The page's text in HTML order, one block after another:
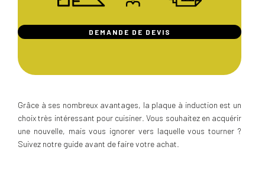
DEMANDE DE DEVIS
Grâce à ses nombreux avantages, la plaque à induction est un
choix très intéressant pour cuisiner. Vous souhaitez en acquérir
une nouvelle, mais vous ignorer vers laquelle vous tourner ?
Suivez notre guide avant de faire votre achat.